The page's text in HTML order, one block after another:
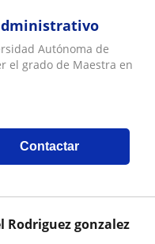
Autónoma de
el grado de Maestra en
Contactar
Rodriguez gonzalez